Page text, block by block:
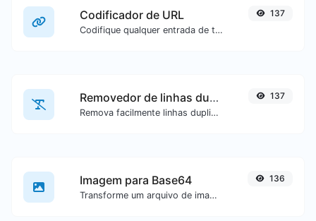
Codificador de URL
Codifique qualquer entrada de texto para formato de URL.
137
Removedor de linhas duplicadas
Remova facilmente linhas duplicadas de um texto.
137
Imagem para Base64
Transforme um arquivo de imagem em uma string Base64.
136